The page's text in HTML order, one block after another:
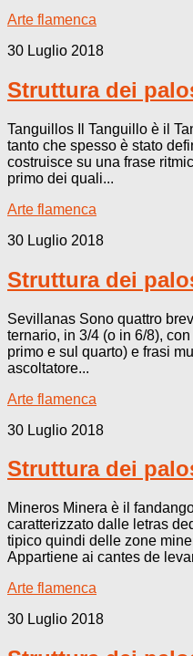
Arte flamenca
30 Luglio 2018
Struttura dei
Tanguillos Il Tanguillo è il
tanto che spesso è stato
costruisce su una frase
primo dei quali...
Arte flamenca
30 Luglio 2018
Struttura dei
Sevillanas Sono quattro
ternario, in 3/4 (o in 6/8),
primo e sul quarto) e frasi
ascoltatore...
Arte flamenca
30 Luglio 2018
Struttura dei
Mineros Minera è il
caratterizzato dalle letras
tipico quindi delle zone
Appartiene ai cantes de
Arte flamenca
30 Luglio 2018